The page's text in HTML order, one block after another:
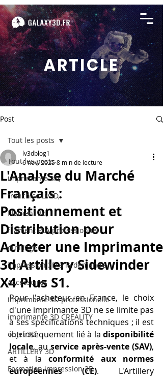
ARTICLE
Post
Tout les posts
imprimante 3D,
franchise LV3D,
filament 3d,
filament PLA professionnel
outillage
impression 3D à la demande
Accessoires
imprimante 3D professionelle
imprimante 3D CREALITY
objet 3D
ARTILLERY 3D
Formation impression 3D
Tout les posts
L'Analyse du Marché
Français :
Positionnement et
Distribution pour
Acheter une Imprimante
3d Artillery Sidewinder
X4 Plus S1.
lv3dblog1
6 nov. 20258 min de lecture
Pour l'acheteur en France, le choix
d'une imprimante 3D ne se limite pas
à ses spécifications techniques ; il est
intrinsèquement lié à la disponibilité
locale, au service après-vente (SAV),
et à la conformité aux normes
européennes (CE). L'Artillery